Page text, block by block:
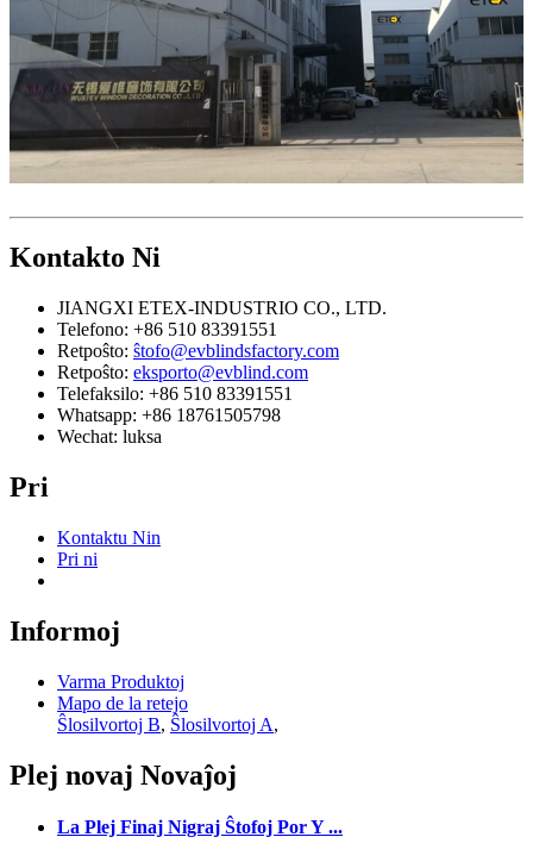
Kontakto Ni
JIANGXI ETEX-INDUSTRIO CO., LTD.
Telefono: +86 510 83391551
Retpoŝto: ŝtofo@evblindsfactory.com
Retpoŝto: eksporto@evblind.com
Telefaksilo: +86 510 83391551
Whatsapp: +86 18761505798
Wechat: luksa
Pri
Kontaktu Nin
Pri ni
Informoj
Varma Produktoj
Mapo de la retejo
Ŝlosilvortoj B, Ŝlosilvortoj A,
Plej novaj Novaĵoj
La Plej Finaj Nigraj Ŝtofoj Por Y ...